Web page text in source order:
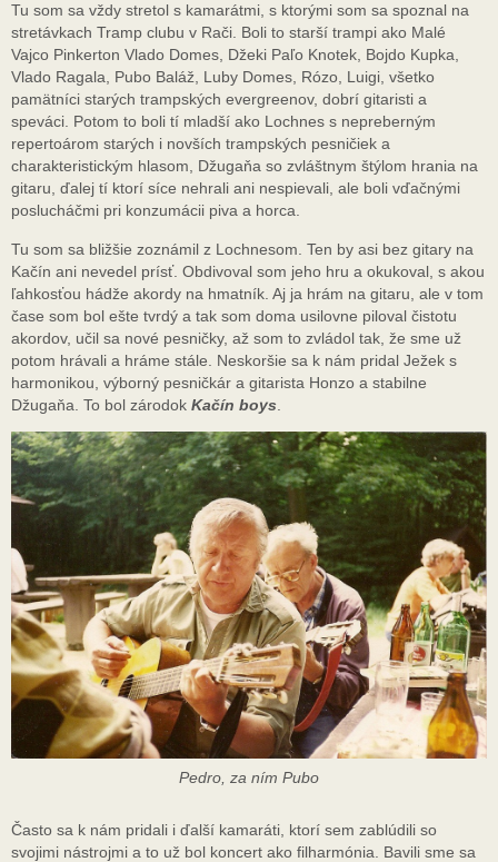
Tu som sa vždy stretol s kamarátmi, s ktorými som sa spoznal na
stretávkach Tramp clubu v Rači. Boli to starší trampi ako Malé
Vajco Pinkerton Vlado Domes, Džeki Paľo Knotek, Bojdo Kupka,
Vlado Ragala, Pubo Baláž, Luby Domes, Rózo, Luigi, všetko
pamätníci starých trampských evergreenov, dobrí gitaristi a
speváci. Potom to boli tí mladší ako Lochnes s nepreberným
repertoárom starých i novších trampských pesničiek a
charakteristickým hlasom, Džugaňa so zvláštnym štýlom hrania na
gitaru, ďalej tí ktorí síce nehrali ani nespievali, ale boli vďačnými
poslucháčmi pri konzumácii piva a horca.
Tu som sa bližšie zoznámil z Lochnesom. Ten by asi bez gitary na
Kačín ani nevedel prísť. Obdivoval som jeho hru a okukoval, s akou
ľahkosťou hádže akordy na hmatník. Aj ja hrám na gitaru, ale v tom
čase som bol ešte tvrdý a tak som doma usilovne piloval čistotu
akordov, učil sa nové pesničky, až som to zvládol tak, že sme už
potom hrávali a hráme stále. Neskoršie sa k nám pridal Ježek s
harmonikou, výborný pesničkár a gitarista Honzo a stabilne
Džugaňa. To bol zárodok Kačín boys
Pedro, za ním Pubo
Často sa k nám pridali i ďalší kamaráti, ktorí sem zablúdili so
svojimi nástrojmi a to už bol koncert ako filharmónia. Bavili sme sa